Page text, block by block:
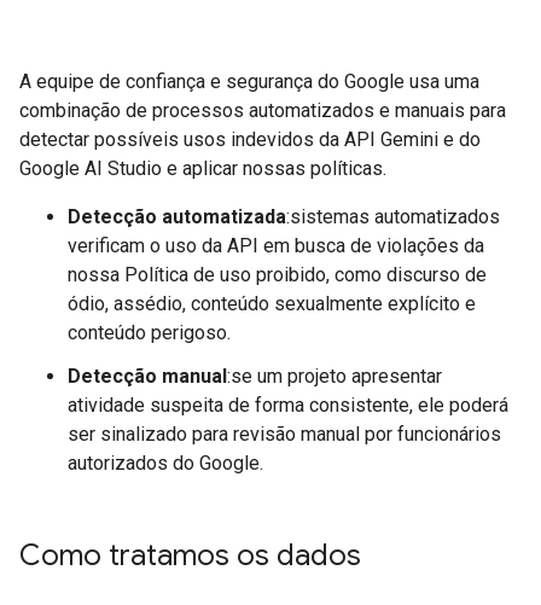
A equipe de confiança e segurança do Google usa uma
combinação de processos automatizados e manuais para
detectar possíveis usos indevidos da API Gemini e do
Google AI Studio e aplicar nossas políticas.
Detecção automatizada:sistemas automatizados
verificam o uso da API em busca de violações da
nossa Política de uso proibido, como discurso de
ódio, assédio, conteúdo sexualmente explícito e
conteúdo perigoso.
Detecção manual:se um projeto apresentar
atividade suspeita de forma consistente, ele poderá
ser sinalizado para revisão manual por funcionários
autorizados do Google.
Como tratamos os dados